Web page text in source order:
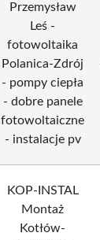
Przemysław
Leś -
fotowoltaika
Polanica-Zdrój
- pompy ciepła
- dobre panele
fotowoltaiczne
- instalacje pv
KOP-INSTAL
Montaż
Kotłów-